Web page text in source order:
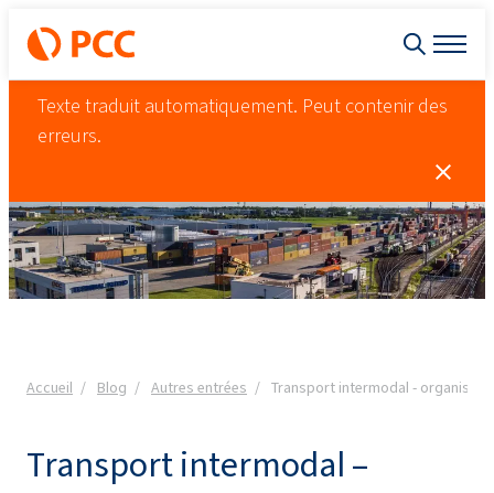
Texte traduit automatiquement. Peut contenir des
erreurs.
Accueil Blog Autres entrées Transport intermodal -
Transport intermodal –